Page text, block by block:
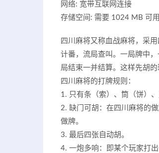
网络: 宽带互联网连接
存储空间: 需要 1024 MB 可
四川麻将又称血战麻将，采
计番，流局查叫。一局牌中
局结束一并结算。这样先胡
四川麻将的打牌规则：
1. 只有条（索）、筒（饼）
2. 缺门可胡：在四川麻将的
做牌。
3. 最后四张自动胡。
4. 一炮多响：即某个玩家打